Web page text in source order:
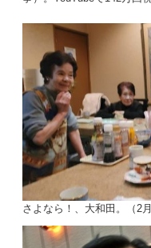
さよなら！、大和田。（2